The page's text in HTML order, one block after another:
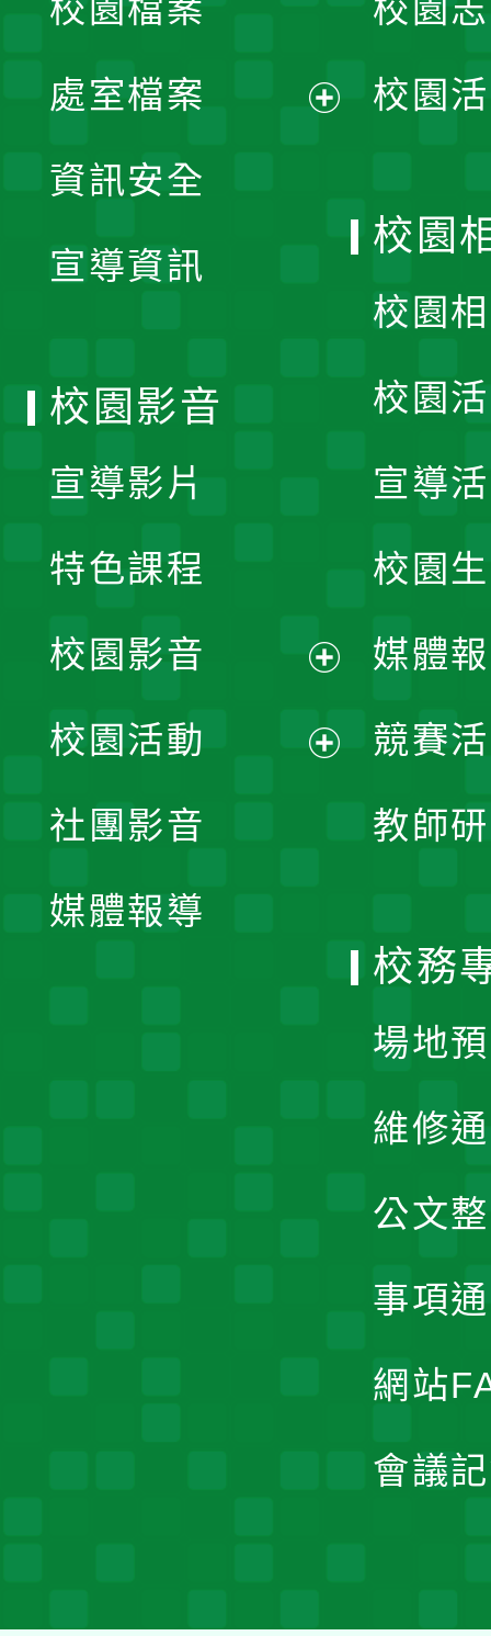
單
校園檔案
處室檔案
資訊安全
宣導資訊
校園
校園
校園
校園
校園
宣導
校園
媒體
競賽
教師
校園影音
宣導影片
特色課程
校園影音
開
校園活動
社團影音
媒體報導
校務
場地
維修
公文
事項
網站
會議